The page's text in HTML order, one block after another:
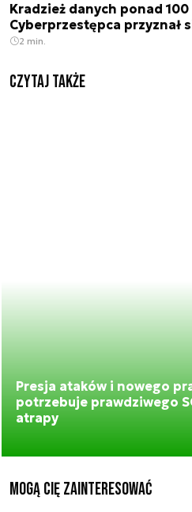
Kradzież danych ponad
Cyberprzestępca przyznał
2 min.
Czytaj także
Presja ataków i nowego
potrzebuje prawdziwego
atrapy
Mogą Cię zainteresować